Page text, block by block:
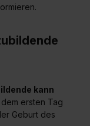
kann
ersten Tag
Geburt des